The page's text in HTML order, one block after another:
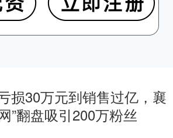
损30万元到销售过亿，襄
”翻盘吸引200万粉丝